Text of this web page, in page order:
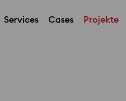
Services Cases Projekte
Medienfassade